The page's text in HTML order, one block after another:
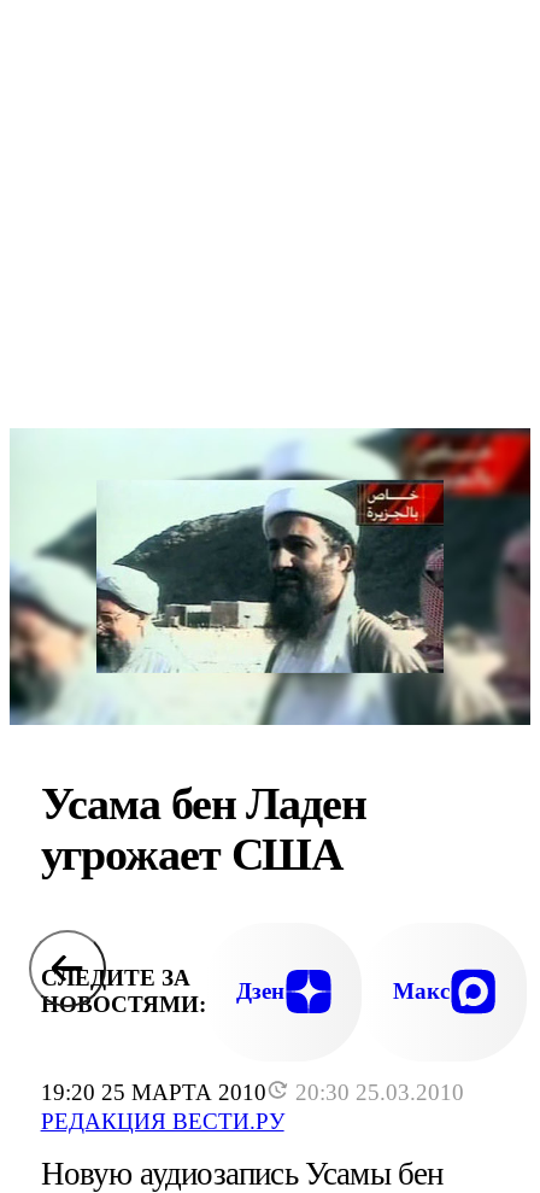
19:20 25 МАРТА 2010
20:30 25.03.2010
РЕДАКЦИЯ ВЕСТИ.РУ
Усама бен Ладен
угрожает США
СЛЕДИТЕ ЗА
НОВОСТЯМИ:
Дзен Макс
Новую аудиозапись Усамы бен